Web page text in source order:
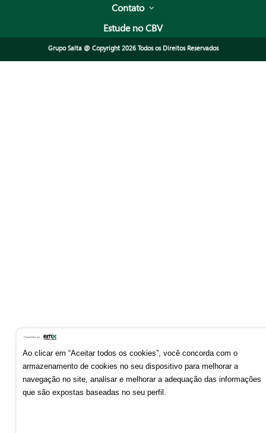
Contato
Estude no CBV
Grupo Salta @ Copyright 2026 Todos os Direitos Reservados
Ao clicar em “Aceitar todos os cookies”, você concorda com o
armazenamento de cookies no seu dispositivo para melhorar a
navegação no site, analisar e melhorar a adequação das informações
que são expostas baseadas no seu perfil.